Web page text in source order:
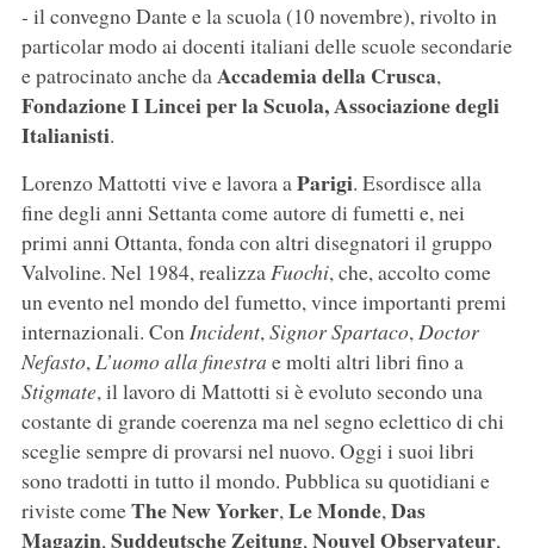
- il convegno Dante e la scuola (10 novembre), rivolto in
particolar modo ai docenti italiani delle scuole secondarie
e patrocinato anche daAccademia della Crusca,
Fondazione I Lincei per la Scuola, Associazione degli
Italianisti.
Lorenzo Mattotti vive e lavora aParigi. Esordisce alla
fine degli anni Settanta come autore di fumetti e, nei
primi anni Ottanta, fonda con altri disegnatori il gruppo
Valvoline. Nel 1984, realizzaFuochi, che, accolto come
un evento nel mondo del fumetto, vince importanti premi
internazionali. ConIncident,Signor Spartaco,Doctor
Nefasto,L’uomo alla finestra e molti altri libri fino a
Stigmate, il lavoro di Mattotti si è evoluto secondo una
costante di grande coerenza ma nel segno eclettico di chi
sceglie sempre di provarsi nel nuovo. Oggi i suoi libri
sono tradotti in tutto il mondo. Pubblica su quotidiani e
riviste comeThe New Yorker,Le Monde,Das
Magazin,Suddeutsche Zeitung,Nouvel Observateur,